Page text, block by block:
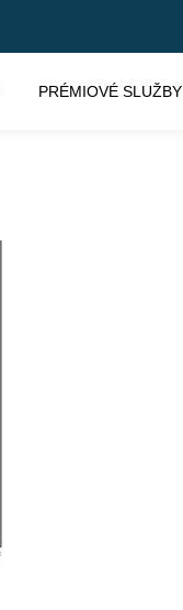
PRÉMIOVÉ SLUŽBY